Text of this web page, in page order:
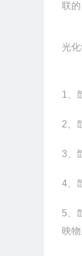
联
光
1
2
3
4
5
映